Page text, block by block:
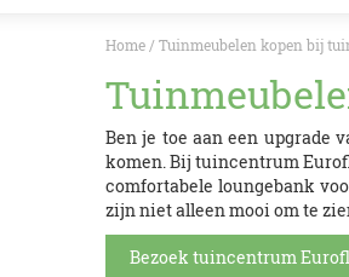
Home Tuinmeubelen kopen bij
Ben je toe aan een upgrade
komen. Bij tuincentrum
comfortabele loungebank
zijn niet alleen mooi om te
Bezoek tuincentrum